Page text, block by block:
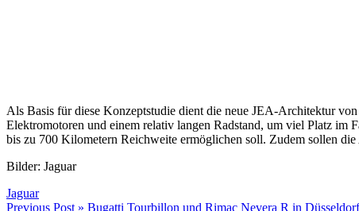
Als Basis für diese Konzeptstudie dient die neue JEA-Architektur
Elektromotoren und einem relativ langen Radstand, um viel Platz im
bis zu 700 Kilometern Reichweite ermöglichen soll. Zudem sollen
Bilder: Jaguar
Jaguar
Previous Post » Bugatti Tourbillon und Rimac Nevera R in Düsseldorf